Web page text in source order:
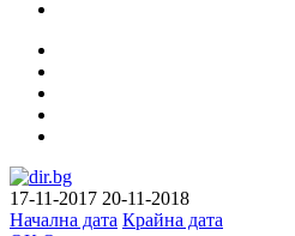
17-11-2017 20-11-2018
Начална дата Крайна дата